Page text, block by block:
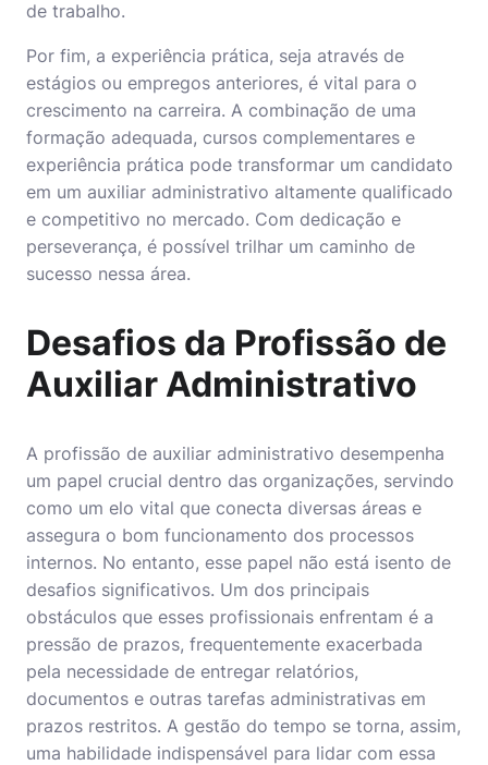
de trabalho.
Por fim, a experiência prática, seja através de
estágios ou empregos anteriores, é vital para o
crescimento na carreira. A combinação de uma
formação adequada, cursos complementares e
experiência prática pode transformar um candidato
em um auxiliar administrativo altamente qualificado
e competitivo no mercado. Com dedicação e
perseverança, é possível trilhar um caminho de
sucesso nessa área.
Desafios da Profissão de
Auxiliar Administrativo
A profissão de auxiliar administrativo desempenha
um papel crucial dentro das organizações, servindo
como um elo vital que conecta diversas áreas e
assegura o bom funcionamento dos processos
internos. No entanto, esse papel não está isento de
desafios significativos. Um dos principais
obstáculos que esses profissionais enfrentam é a
pressão de prazos, frequentemente exacerbada
pela necessidade de entregar relatórios,
documentos e outras tarefas administrativas em
prazos restritos. A gestão do tempo se torna, assim,
uma habilidade indispensável para lidar com essa